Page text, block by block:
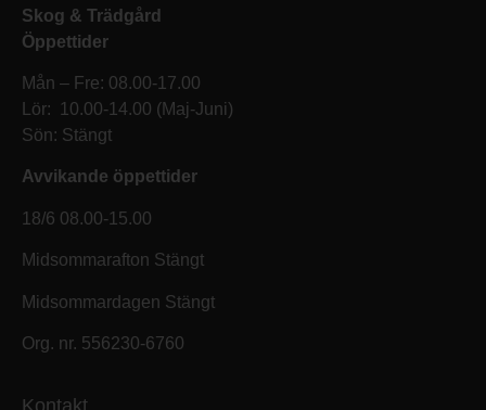
Skog & Trädgård
Öppettider
Mån – Fre: 08.00-17.00
Lör: 10.00-14.00 (Maj-Juni)
Sön: Stängt
Avvikande öppettider
18/6 08.00-15.00
Midsommarafton Stängt
Midsommardagen Stängt
Org. nr. 556230-6760